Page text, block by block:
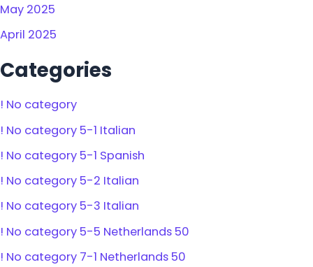
May 2025
April 2025
Categories
! No category
! No category 5-1 Italian
! No category 5-1 Spanish
! No category 5-2 Italian
! No category 5-3 Italian
! No category 5-5 Netherlands 50
! No category 7-1 Netherlands 50